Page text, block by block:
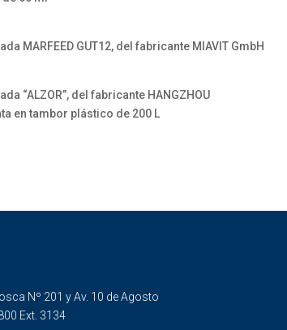
MARFEED GUT12, del fabricante MIAVIT GmbH
“ALZOR”, del fabricante HANGZHOU
en tambor plástico de 200 L
Nº 201 y Av. 10 de Agosto
Ext. 3134